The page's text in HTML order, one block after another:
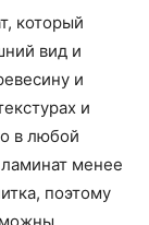
который
вид и
и
и
в любой
менее
поэтому